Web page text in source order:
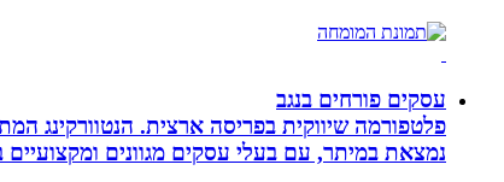
עסקים פורחים בנגב
פלטפורמה שיווקית בפריסה ארצית. הנטוורקינג
נמצאת במיתר, עם בעלי עסקים מגוונים ומקצועיים